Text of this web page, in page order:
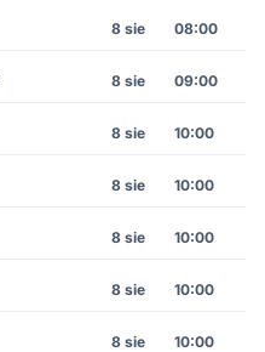
8 sie 08:00
8 sie 09:00
8 sie 10:00
8 sie 10:00
8 sie 10:00
8 sie 10:00
8 sie 10:00